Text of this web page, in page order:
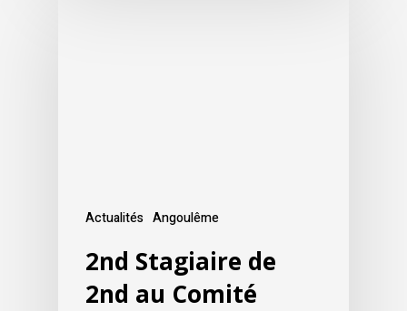
Actualités Angoulême
2nd Stagiaire de
2nd au Comité